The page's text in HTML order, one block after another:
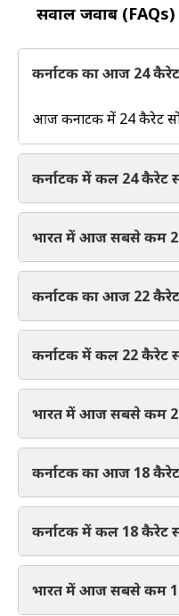
सवाल जवाब (FAQs)
कर्नाटक का आज 24 कैरेट
आज कर्नाटक में 24 कैरेट सोने
कर्नाटक में कल 24 कैरेट
भारत में आज सबसे कम
कर्नाटक का आज 22 कैरेट
कर्नाटक में कल 22 कैरेट
भारत में आज सबसे कम
कर्नाटक का आज 18 कैरेट
कर्नाटक में कल 18 कैरेट
भारत में आज सबसे कम